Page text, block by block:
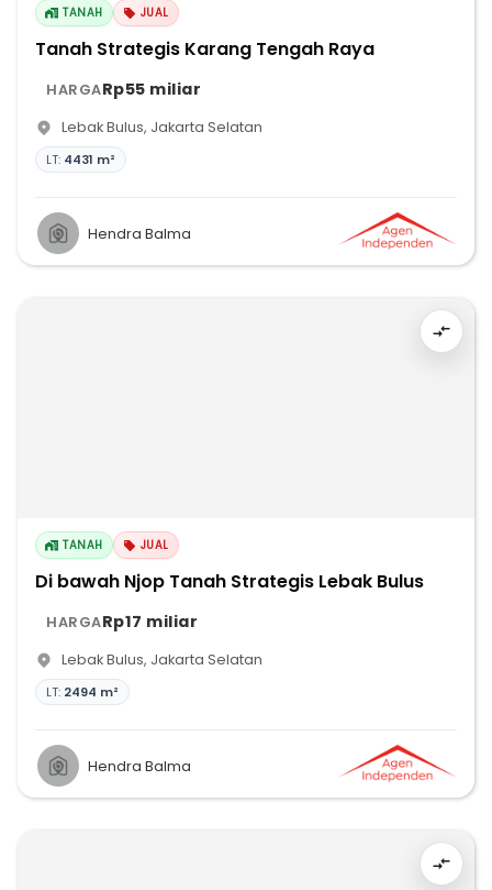
TANAH JUAL
Tanah Strategis Karang Tengah Raya
HARGARp55 miliar
Lebak Bulus, Jakarta Selatan
LT: 4431 m²
Hendra Balma
TANAH JUAL
Di bawah Njop Tanah Strategis Lebak Bulus
HARGARp17 miliar
Lebak Bulus, Jakarta Selatan
LT: 2494 m²
Hendra Balma